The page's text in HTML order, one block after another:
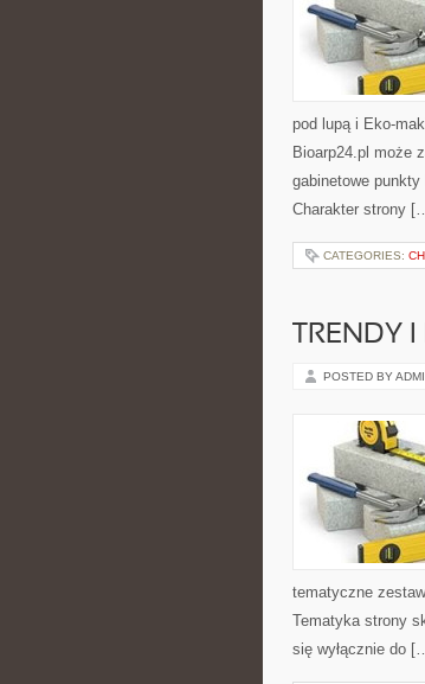
pod lupą i Eko-
Bioarp24.pl może
gabinetowe
Charakter strony
CATEGORIES:
TRENDY
POSTED BY
tematyczne
Tematyka strony
się wyłącznie do